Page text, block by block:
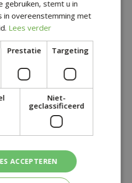
gebruiken, stemt u in
in overeenstemming met
Lees verder
Prestatie Targeting
Niet-
geclassificeerd
ACCEPTEREN